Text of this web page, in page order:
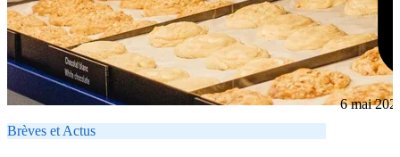
Brèves et Actus
6 mai